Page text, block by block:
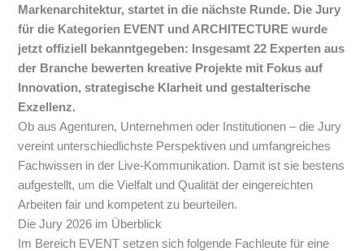
Markenarchitektur, startet in die nächste Runde. Die Jury
für die Kategorien EVENT und ARCHITECTURE wurde
jetzt offiziell bekanntgegeben: Insgesamt 22 Experten aus
der Branche bewerten kreative Projekte mit Fokus auf
Innovation, strategische Klarheit und gestalterische
Exzellenz.
Ob aus Agenturen, Unternehmen oder Institutionen – die Jury
vereint unterschiedlichste Perspektiven und umfangreiches
Fachwissen in der Live-Kommunikation. Damit ist sie bestens
aufgestellt, um die Vielfalt und Qualität der eingereichten
Arbeiten fair und kompetent zu beurteilen.
Die Jury 2026 im Überblick
Im Bereich EVENT setzen sich folgende Fachleute für eine